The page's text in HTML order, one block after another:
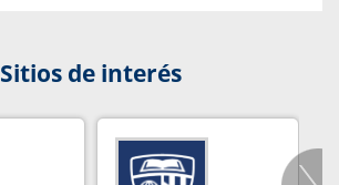
Sitios de interés